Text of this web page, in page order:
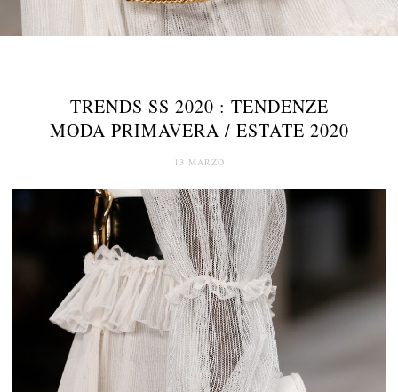
TRENDS SS 2020 : TENDENZE
MODA PRIMAVERA / ESTATE 2020
13 MARZO